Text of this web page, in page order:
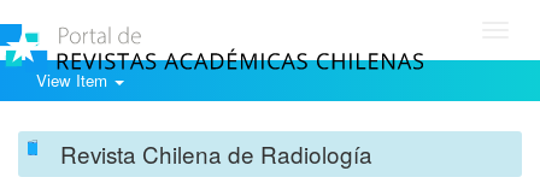
View Item
Revista Chilena de Radiología